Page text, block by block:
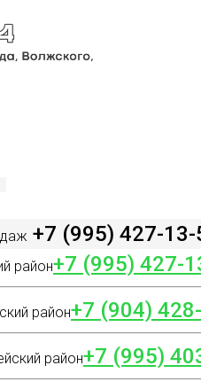
+7 (995) 427-13-
район+7 (995) 427-
район+7 (904)
район+7 (995)